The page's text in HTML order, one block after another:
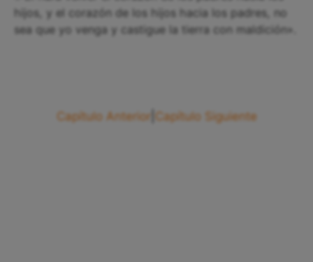
hijos, y el corazón de los hijos hacia los padres, no
sea que yo venga y castigue la tierra con maldición».
Capítulo Anterior Capítulo Siguiente